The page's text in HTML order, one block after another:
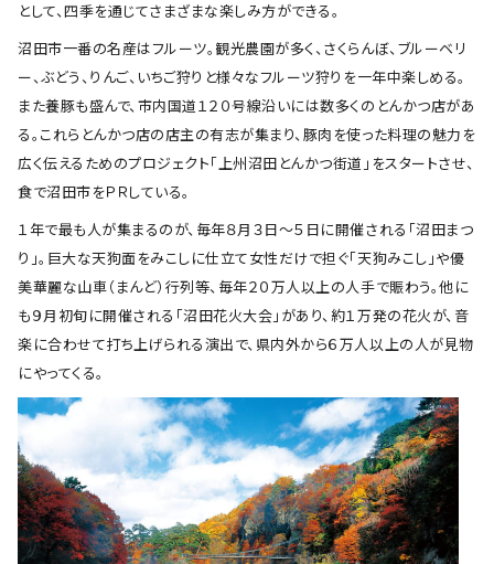
として、四季を通じてさまざまな楽しみ方ができる。
沼田市一番の名産はフルーツ。観光農園が多く、さくらんぼ、ブルーベリ
ー、ぶどう、りんご、いちご狩りと様々なフルーツ狩りを一年中楽しめる。
また養豚も盛んで、市内国道１２０号線沿いには数多くのとんかつ店があ
る。これらとんかつ店の店主の有志が集まり、豚肉を使った料理の魅力を
広く伝えるためのプロジェクト「上州沼田とんかつ街道」をスタートさせ、
食で沼田市をＰＲしている。
１年で最も人が集まるのが、毎年８月３日～５日に開催される「沼田まつ
り」。巨大な天狗面をみこしに仕立て女性だけで担ぐ「天狗みこし」や優
美華麗な山車（まんど）行列等、毎年２０万人以上の人手で賑わう。他に
も９月初旬に開催される「沼田花火大会」があり、約１万発の花火が、音
楽に合わせて打ち上げられる演出で、県内外から６万人以上の人が見物
にやってくる。